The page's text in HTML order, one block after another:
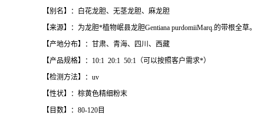
【别名】：白花龙胆、无茎龙胆、麻龙胆
【来源】：为龙胆*植物岷县龙胆Gentiana purdomiiMarq.的带根全草。
【产地分布】：甘肃、青海、四川、西藏
【产品规格】：10:1 20:1 50:1（可以按照客户需求*）
【检测方法】：uv
【性状】：棕黄色精细粉末
【目数】：80-120目